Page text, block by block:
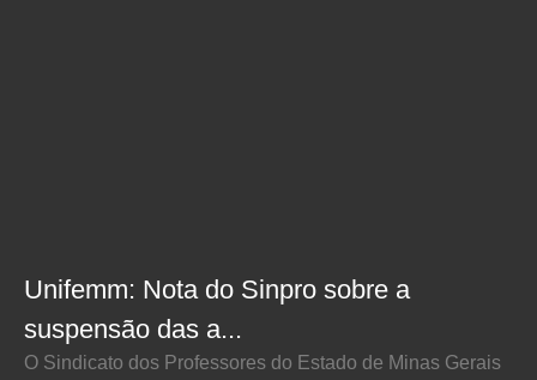
Unifemm: Nota do Sinpro sobre a
suspensão das a...
O Sindicato dos Professores do Estado de Minas Gerais